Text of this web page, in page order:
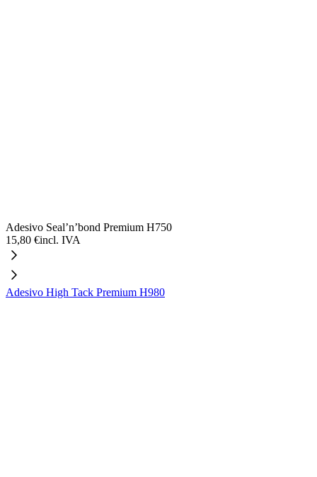
Adesivo Seal’n’bond Premium H750
15,80 €incl. IVA
Adesivo High Tack Premium H980